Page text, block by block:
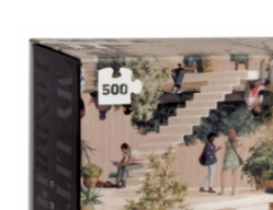
Cuburi de construit
Seturi Experimente pentru copii
Organele Corpului Uman
Roboti de jucarie
Jucarii Creativitate
Lucru manual copii